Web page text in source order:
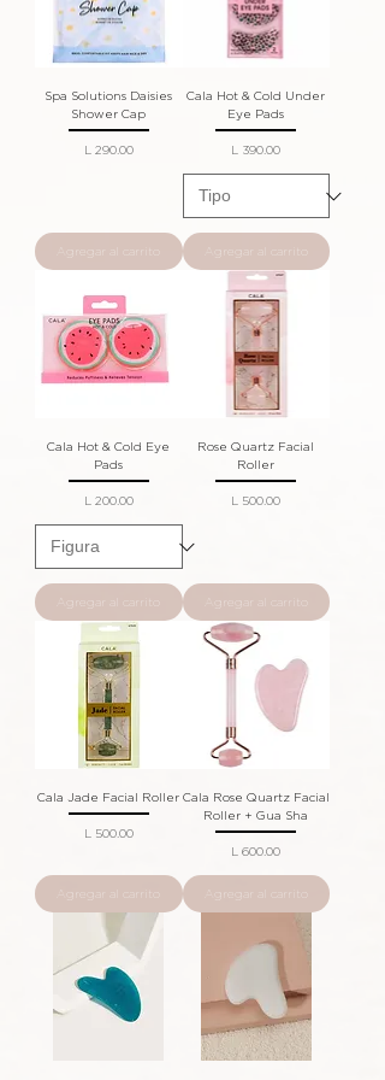
Spa Solutions Daisies
Shower Cap
Precio
L 290.00
Agregar al carrito
Cala Hot & Cold Under
Eye Pads
Precio
L 390.00
Agregar al carrito
Cala Hot & Cold Eye
Pads
Precio
L 200.00
Agregar al carrito
Rose Quartz Facial
Roller
Precio
L 500.00
Agregar al carrito
Cala Jade Facial Roller
Precio
L 500.00
Agregar al carrito
Cala Rose Quartz Facial
Roller + Gua Sha
Precio
L 600.00
Agregar al carrito